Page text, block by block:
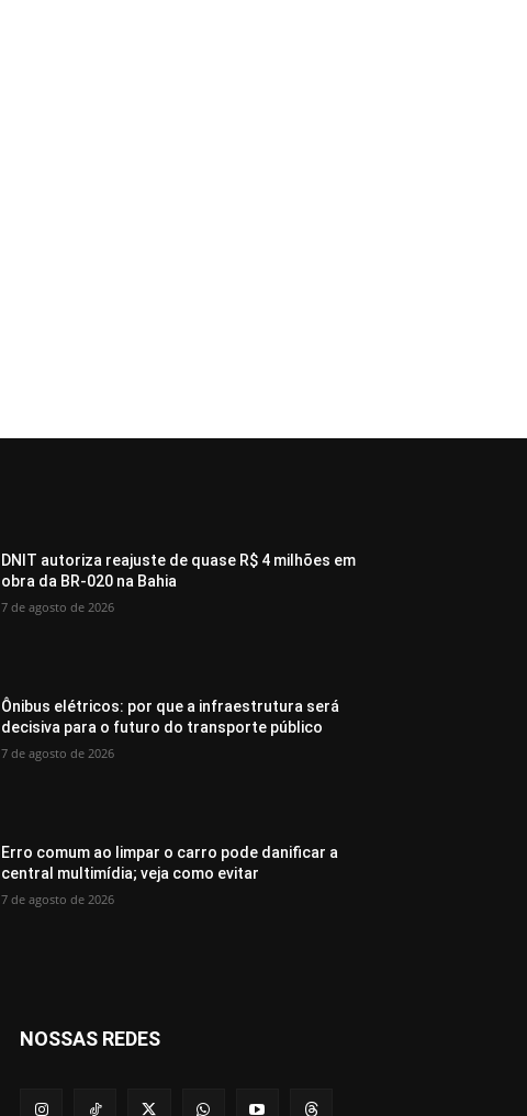
DNIT autoriza reajuste de quase R$ 4 milhões em
obra da BR-020 na Bahia
7 de agosto de 2026
Ônibus elétricos: por que a infraestrutura será
decisiva para o futuro do transporte público
7 de agosto de 2026
Erro comum ao limpar o carro pode danificar a
central multimídia; veja como evitar
7 de agosto de 2026
NOSSAS REDES